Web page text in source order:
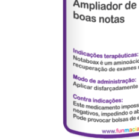
produto no
Go To Shop